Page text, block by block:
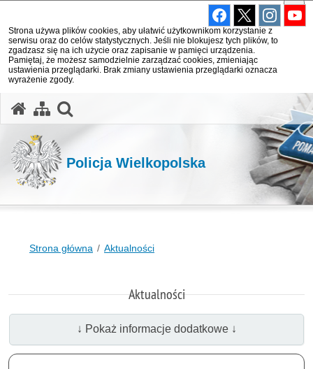
Strona używa plików cookies, aby ułatwić użytkownikom korzystanie z
serwisu oraz do celów statystycznych. Jeśli nie blokujesz tych plików, to
zgadzasz się na ich użycie oraz zapisanie w pamięci urządzenia.
Pamiętaj, że możesz samodzielnie zarządzać cookies, zmieniając
ustawienia przeglądarki. Brak zmiany ustawienia przeglądarki oznacza
wyrażenie zgody.
Policja Wielkopolska
Strona główna Aktualności
Aktualności
↓ Pokaż informacje dodatkowe ↓